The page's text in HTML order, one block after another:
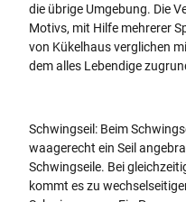
die übrige Umgebung. Die
Motivs, mit Hilfe mehrerer
von Kükelhaus verglichen
dem alles Lebendige
Schwingseil: Beim
waagerecht ein Seil
Schwingseile. Bei
kommt es zu